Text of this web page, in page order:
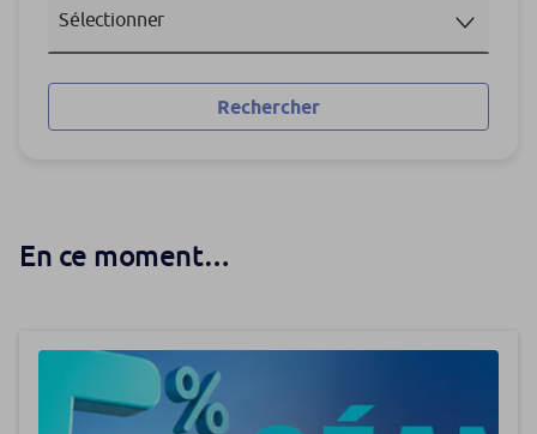
Rechercher
En ce moment…